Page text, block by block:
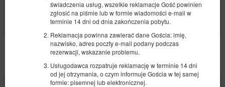
świadczenia usług, wszelkie reklamacje Gość powinien
zgłosić na piśmie lub w formie wiadomości e-mail w
terminie 14 dni od dnia zakończenia pobytu.
Reklamacja powinna zawierać dane Gościa: imię,
nazwisko, adres poczty e-mail podany podczas
rezerwacji, wskazanie problemu.
Usługodawca rozpatruje reklamację w terminie 14 dni
od jej otrzymania, o czym informuje Gościa w tej samej
formie: pisemnej lub elektronicznej.
Pokaż oferty
POZOSTAŁE OFERTY